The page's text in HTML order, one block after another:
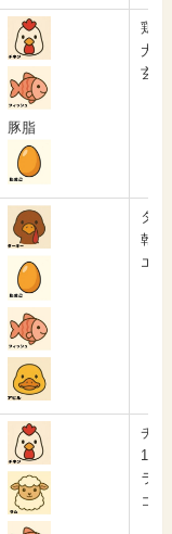
豚脂
鶏肉
大麦
玄米
タ
乾
エ
チキ
1%)
ラ
コ